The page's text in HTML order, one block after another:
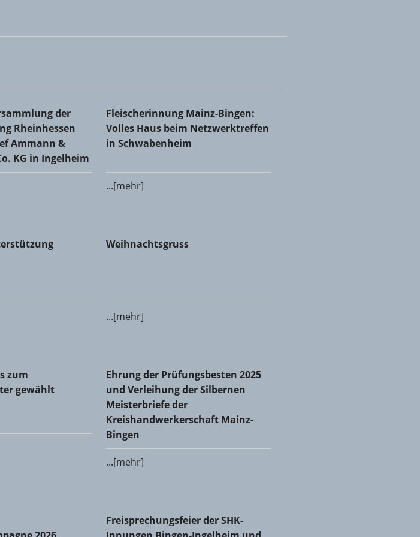
der Zimmerer-Innung Rheinhessen bei Holzbau Josef Ammann & Sohn GmbH &
der
Rheinhessen
Ammann &
KG in Ingelheim
Fleischerinnung Mainz-Bingen: Volles Haus beim Netzwerktreffen in
Schwabenheim
Fleischerinnung Mainz-Bingen:
Volles Haus beim Netzwerktreffen
in Schwabenheim
...[mehr]
Weihnachtsgruss
Weihnachtsgruss
...[mehr]
Mainz-Worms
Ehrenobermeister gewählt
zum
gewählt
Ehrung der Prüfungsbesten 2025 und Verleihung der Silbernen
Meisterbriefe der Kreishandwerkerschaft Mainz-Bingen
Ehrung der Prüfungsbesten 2025
und Verleihung der Silbernen
Meisterbriefe der
Kreishandwerkerschaft Mainz-
Bingen
...[mehr]
Mainz-Bingen: Michael Dralle zum neuen Obermeister gewählt
2026Freisprechungsfeier der SHK-Innungen Bingen-Ingelheim und Mainz
Freisprechungsfeier der SHK-